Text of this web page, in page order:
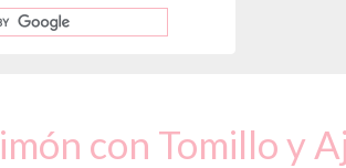
con Tomillo y